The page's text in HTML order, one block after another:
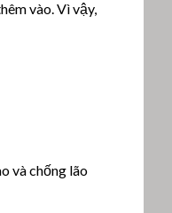
vào. Vì vậy,
và chống lão